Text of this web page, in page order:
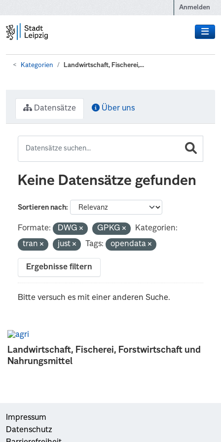
Anmelden
Kategorien Landwirtschaft, Fischerei,...
Landwirtschaft, Fischerei, Forstwirtschaft und
Nahrungsmittel
Datensätze Über uns
Keine Datensätze gefunden
Sortieren nach
Formate: DWG GPKG
Kategorien:
tran
just Tags: opendata
Ergebnisse filtern
Bitte versuch es mit einer anderen Suche.
Impressum
Datenschutz